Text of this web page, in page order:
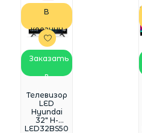
В
корзину
Заказать
в
WhatsApp
Телевизор
LED
Hyundai
32" H-
LED32BS50